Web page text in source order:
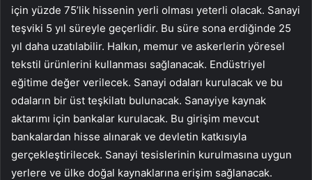
için yüzde 75’lik hissenin yerli olması yeterli olacak. Sanayi
teşviki 5 yıl süreyle geçerlidir. Bu süre sona erdiğinde 25
yıl daha uzatılabilir. Halkın, memur ve askerlerin yöresel
tekstil ürünlerini kullanması sağlanacak. Endüstriyel
eğitime değer verilecek. Sanayi odaları kurulacak ve bu
odaların bir üst teşkilatı bulunacak. Sanayiye kaynak
aktarımı için bankalar kurulacak. Bu girişim mevcut
bankalardan hisse alınarak ve devletin katkısıyla
gerçekleştirilecek. Sanayi tesislerinin kurulmasına uygun
yerlere ve ülke doğal kaynaklarına erişim sağlanacak.